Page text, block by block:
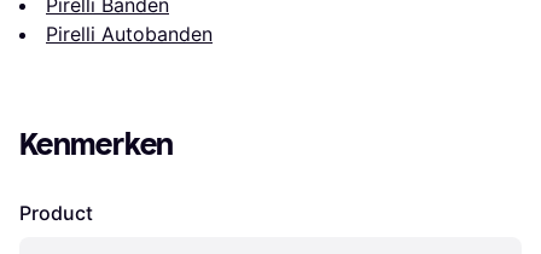
Pirelli Autobanden
Kenmerken
Product